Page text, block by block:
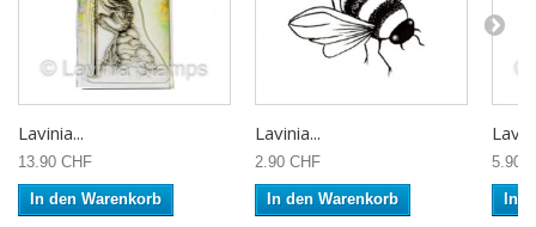
Lavinia...
13.90 CHF
In den Warenkorb
Lavinia...
2.90 CHF
In den Warenkorb
5.90
In